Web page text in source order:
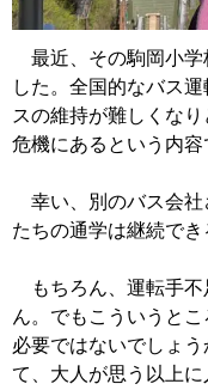
最近、その駒岡小学
した。全国的なバス
スの維持が難しくな
危機にあるという内容
幸い、別のバス会社
たちの通学は継続でき
もちろん、運転手不
ん。でもこういうと
必要ではないでしょ
て、大人が思う以上